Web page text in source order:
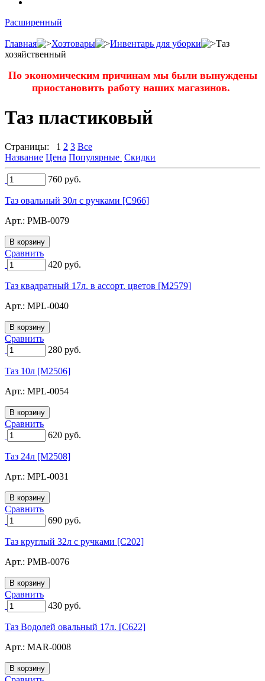
Расширенный
Главная Хозтовары Инвентарь для уборки
Таз
хозяйственный
По экономическим причинам мы были вынуждены
приостановить работу наших магазинов.
Таз пластиковый
Страницы: 1 2 3 Все
Название Цена Популярные Скидки
760 руб.
Таз овальный 30л с ручками [C966]
Арт.: PMB-0079
Сравнить
420 руб.
Таз квадратный 17л. в ассорт. цветов [M2579]
Арт.: MPL-0040
Сравнить
280 руб.
Таз 10л [M2506]
Арт.: MPL-0054
Сравнить
620 руб.
Таз 24л [M2508]
Арт.: MPL-0031
Сравнить
690 руб.
Таз круглый 32л с ручками [C202]
Арт.: PMB-0076
Сравнить
430 руб.
Таз Водолей овальный 17л. [C622]
Арт.: MAR-0008